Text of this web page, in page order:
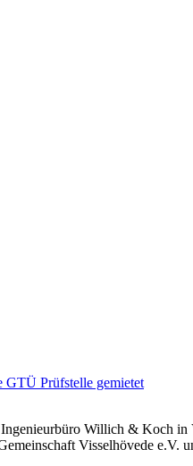
GTÜ Prüfstelle gemietet
Willich & Koch in
Visselhövede e.V.